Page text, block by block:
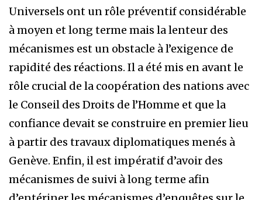
Universels ont un rôle préventif considérable
à moyen et long terme mais la lenteur des
mécanismes est un obstacle à l’exigence de
rapidité des réactions. Il a été mis en avant le
rôle crucial de la coopération des nations avec
le Conseil des Droits de l’Homme et que la
confiance devait se construire en premier lieu
à partir des travaux diplomatiques menés à
Genève. Enfin, il est impératif d’avoir des
mécanismes de suivi à long terme afin